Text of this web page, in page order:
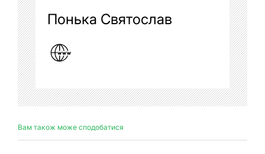
Понька Святослав
Вам також може сподобатися